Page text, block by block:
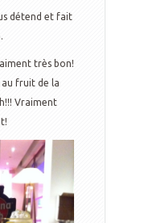
détend et fait
très bon!
au fruit de la
Vraiment